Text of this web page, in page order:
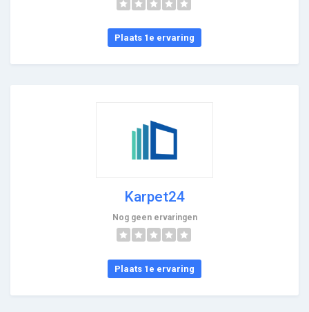
Plaats 1e ervaring
Karpet24
Nog geen ervaringen
Plaats 1e ervaring